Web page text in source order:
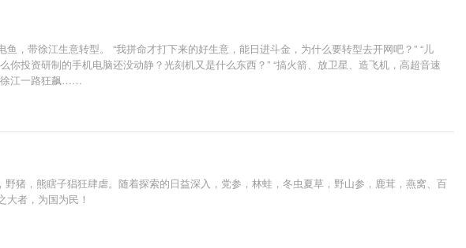
，带徐江生意转型。 “我拼命才打下来的好生意，能日进斗金，为什么要转型去开网吧？” “儿
投资研制的手机电脑还没动静？光刻机又是什么东西？” “搞火箭、放卫星、造飞机，高超音速
徐江一路狂飙……
猪，熊瞎子猖狂肆虐。随着探索的日益深入，党参，林蛙，冬虫夏草，野山参，鹿茸，燕窝、百
者，为国为民！